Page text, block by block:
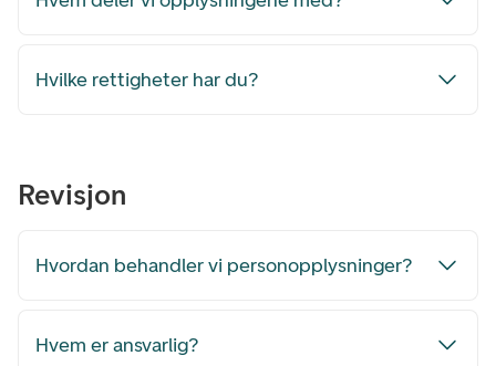
Hvilke rettigheter har du?
Revisjon
Hvordan behandler vi personopplysninger?
Hvem er ansvarlig?